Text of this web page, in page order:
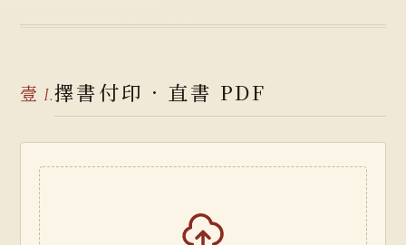
壹 I.擇書付印 · 直書 PDF